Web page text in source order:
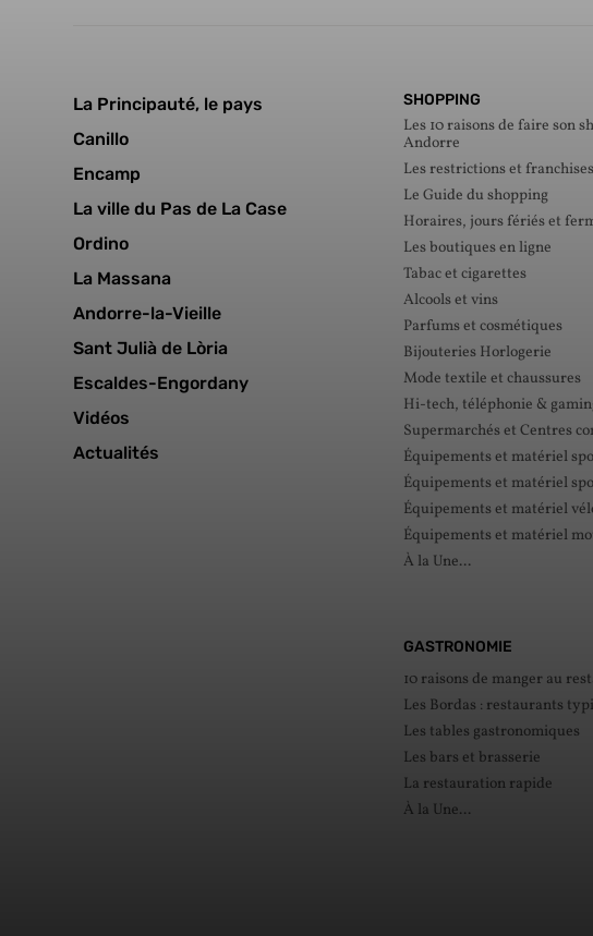
La Principauté, le pays
Canillo
Encamp
La ville du Pas de La Case
Ordino
La Massana
Andorre-la-Vieille
Sant Julià de Lòria
Escaldes-Engordany
Vidéos
Actualités
SHOPPING
Les 10 raisons de faire son
Andorre
Les restrictions et
Le Guide du shopping
Horaires, jours fériés et
Les boutiques en ligne
Tabac et cigarettes
Alcools et vins
Parfums et cosmétiques
Bijouteries Horlogerie
Mode textile et chaussures
Hi-tech, téléphonie &
Supermarchés et Centres
Équipements et matériel
Équipements et matériel
Équipements et matériel
Équipements et matériel
À la Une...
GASTRONOMIE
10 raisons de manger au
Les Bordas : restaurants
Les tables gastronomiques
Les bars et brasserie
La restauration rapide
À la Une...